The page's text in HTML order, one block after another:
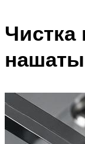
Чистка